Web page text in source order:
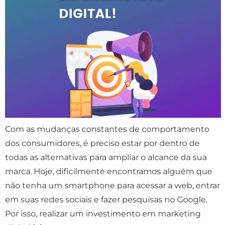
Com as mudanças constantes de comportamento
dos consumidores, é preciso estar por dentro de
todas as alternativas para ampliar o alcance da sua
marca. Hoje, dificilmente encontramos alguém que
não tenha um smartphone para acessar a web, entrar
em suas redes sociais e fazer pesquisas no Google.
Por isso, realizar um investimento em marketing